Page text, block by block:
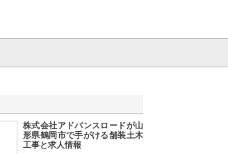
株式会社アドバンスロードが山
形県鶴岡市で手がける舗装土木
工事と求人情報